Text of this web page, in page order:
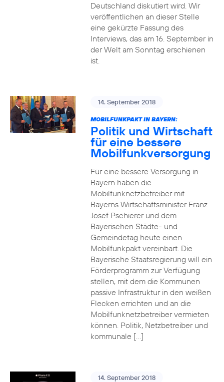
Deutschland diskutiert wird. Wir
veröffentlichen an dieser Stelle
eine gekürzte Fassung des
Interviews, das am 16. September in
der Welt am Sonntag erschienen
ist.
14. September 2018
MOBILFUNKPAKT IN BAYERN:
Politik und Wirtschaft
für eine bessere
Mobilfunkversorgung
Für eine bessere Versorgung in
Bayern haben die
Mobilfunknetzbetreiber mit
Bayerns Wirtschaftsminister Franz
Josef Pschierer und dem
Bayerischen Städte- und
Gemeindetag heute einen
Mobilfunkpakt vereinbart. Die
Bayerische Staatsregierung will ein
Förderprogramm zur Verfügung
stellen, mit dem die Kommunen
passive Infrastruktur in den weißen
Flecken errichten und an die
Mobilfunknetzbetreiber vermieten
können. Politik, Netzbetreiber und
kommunale […]
14. September 2018